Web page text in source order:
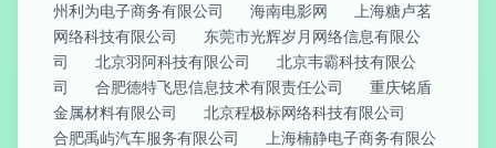
州利为电子商务有限公司
海南电影网
上海糖卢茗
网络科技有限公司
东莞市光辉岁月网络信息有限公
司
北京羽阿科技有限公司
北京韦霸科技有限公
司
合肥德特飞思信息技术有限责任公司
重庆铭盾
金属材料有限公司
北京程极标网络科技有限公司
合肥禹屿汽车服务有限公司
上海楠静电子商务有限公